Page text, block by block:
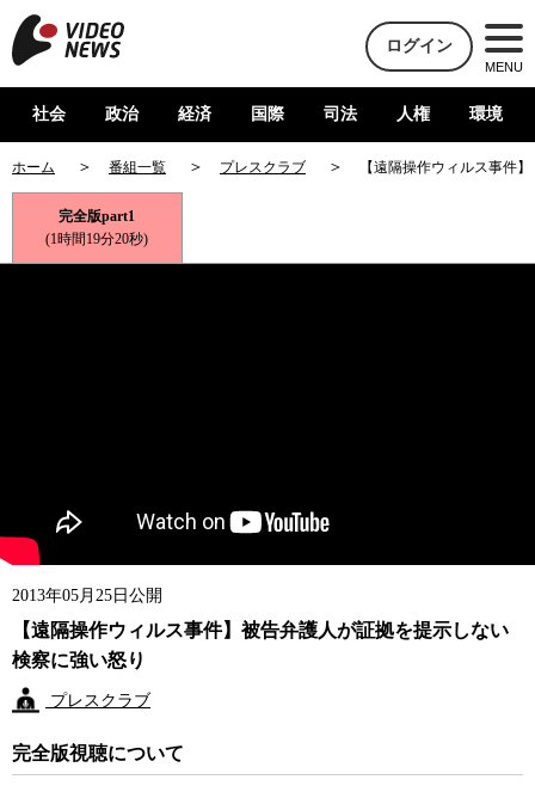
ログイン
MENU
社会 政治 経済 国際 司法 人権 環境
ホーム 番組一覧 プレスクラブ 【遠隔操作ウィルス事件
完全版part1
(1時間19分20秒)
2013年05月25日公開
【遠隔操作ウィルス事件】被告弁護人が証拠を提示しない
検察に強い怒り
プレスクラブ
完全版視聴について